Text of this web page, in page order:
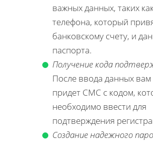
важных данных, таких
телефона, который
банковскому счету, и
паспорта.
Получение кода
После ввода данных вам
придет СМС с кодом,
необходимо ввести для
подтверждения
Создание надежного